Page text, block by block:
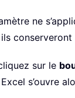
ne
sur le
s’ouvre